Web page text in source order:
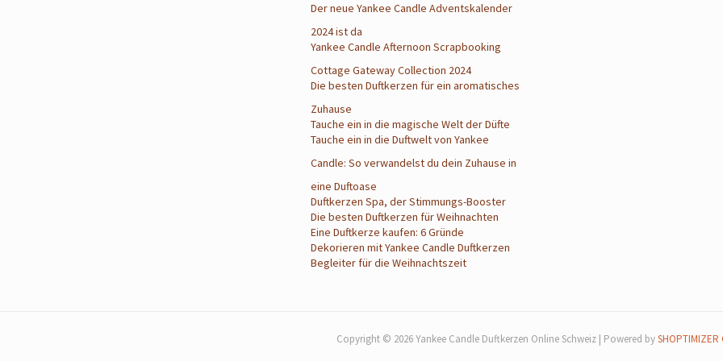
Der neue Yankee Candle Adventskalender
2024 ist da
Yankee Candle Afternoon Scrapbooking
Cottage Gateway Collection 2024
Die besten Duftkerzen für ein aromatisches
Zuhause
Tauche ein in die magische Welt der Düfte
Tauche ein in die Duftwelt von Yankee
Candle: So verwandelst du dein Zuhause in
eine Duftoase
Duftkerzen Spa, der Stimmungs-Booster
Die besten Duftkerzen für Weihnachten
Eine Duftkerze kaufen: 6 Gründe
Dekorieren mit Yankee Candle Duftkerzen
Begleiter für die Weihnachtszeit
Copyright © 2026 Yankee Candle Duftkerzen Online Schweiz | Powered bySHOPTIMIZER